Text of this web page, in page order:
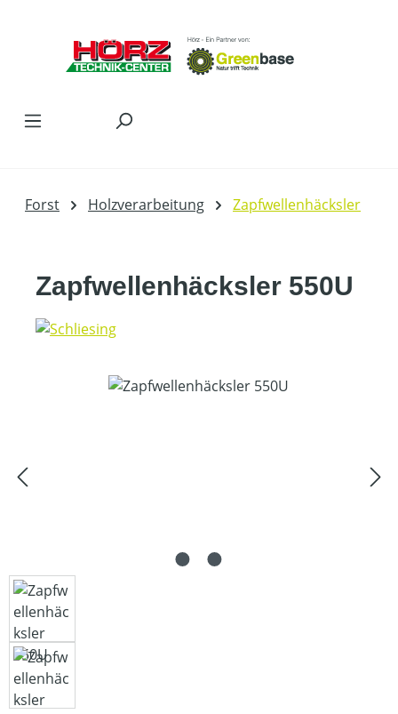
Forst Holzverarbeitung Zapfwellenhäcksler
Zapfwellenhäcksler 550U
Bildergalerie überspringen